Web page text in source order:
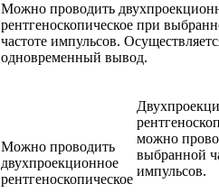
Можно проводить
рентгеноскопическое при
частоте импульсов.
одновременный вывод.
Можно проводить
двухпроекционное
рентгеноскопическое
можно
выбранной
импульсов.